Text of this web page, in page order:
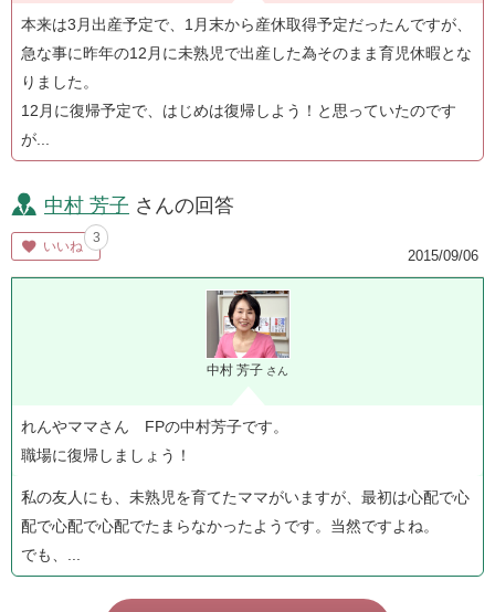
本来は3月出産予定で、1月末から産休取得予定だったんですが、
急な事に昨年の12月に未熟児で出産した為そのまま育児休暇とな
りました。
12月に復帰予定で、はじめは復帰しよう！と思っていたのです
が...
中村 芳子 さんの回答
いいね
3
2015/09/06
中村 芳子 さん
れんやママさん FPの中村芳子です。
職場に復帰しましょう！
私の友人にも、未熟児を育てたママがいますが、最初は心配で心
配で心配で心配でたまらなかったようです。当然ですよね。
でも、...